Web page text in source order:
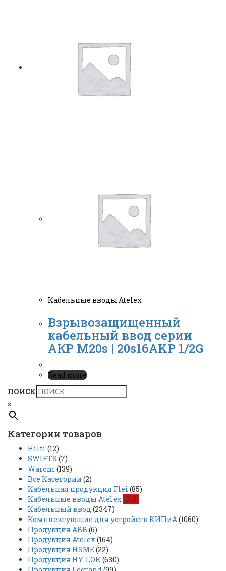
Кабельные вводы Atelex
Взрывозащищенный
кабельный ввод серии
АКР M20s | 20s16AKР 1/2G
Read more
ПОИСК
×
Категории товаров
Hilti (12)
SWIFTS (7)
Warom (139)
Все Категории (2)
Кабельная продукция Flei (85)
Кабельные вводы Atelex(212)
Кабельный ввод (2347)
Комплектующие для устройств КИПиА(1060)
Продукция ABB (6)
Продукция Atelex(164)
Продукция HSME(22)
Продукция HY-LOK (630)